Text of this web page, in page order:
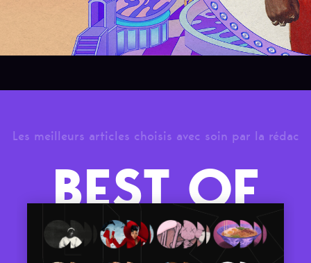
Les meilleurs articles choisis avec soin par la rédac
BEST OF